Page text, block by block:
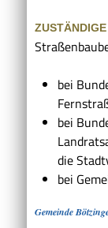
bei
bei
die
bei
Gemeinde